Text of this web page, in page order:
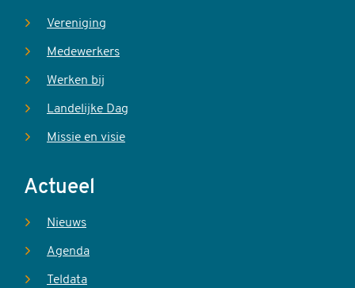
Vereniging
Medewerkers
Werken bij
Landelijke Dag
Missie en visie
Actueel
Nieuws
Agenda
Teldata